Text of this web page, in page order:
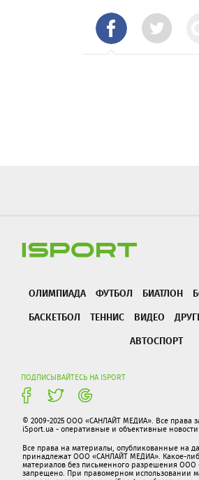
ОЛИМПИАДА ФУТБОЛ БИАТЛОН
БАСКЕТБОЛ
ТЕННИС ВИДЕО
АВТОСПОРТ
ПОДПИСЫВАЙТЕСЬ НА ISPORT
© 2009-2025 ООО «САНЛАЙТ МЕДИА». Все права
iSport.ua - оперативные и объективные новости
Все права на материалы, опубликованные на
принадлежат ООО «САНЛАЙТ МЕДИА». Какое-
материалов без письменного разрешения
запрещено. При правомерном использовании